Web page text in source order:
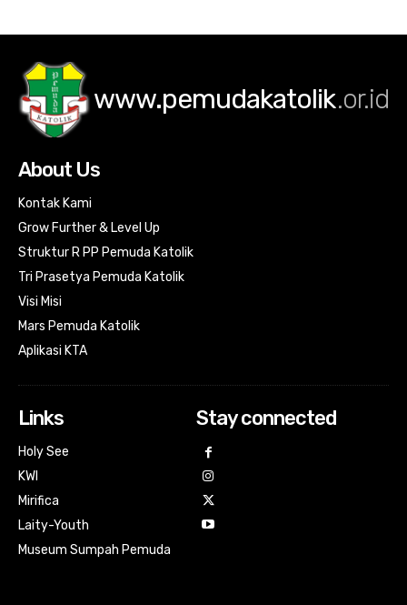
www.pemudakatolik.or.id
About Us
Kontak Kami
Grow Further & Level Up
Struktur R PP Pemuda Katolik
Tri Prasetya Pemuda Katolik
Visi Misi
Mars Pemuda Katolik
Aplikasi KTA
Links
Holy See
KWI
Mirifica
Laity-Youth
Museum Sumpah Pemuda
Stay connected